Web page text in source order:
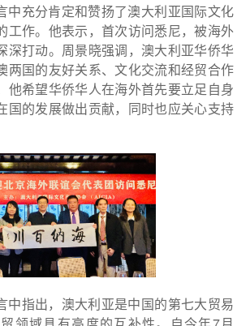
中充分肯定和赞扬了澳大利亚国际文化
工作。他表示，首次访问悉尼，被海外
深打动。周景晓强调，澳大利亚华侨华
两国的友好关系、文化交流和经贸合作
他希望华侨华人在海外首先要立足自身
国的发展做出贡献，同时也应关心支持
中指出，澳大利亚是中国的第七大贸易